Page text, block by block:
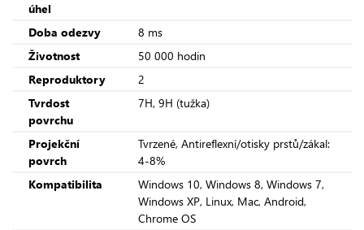
úhel
Doba odezvy
8 ms
Životnost
50 000 hodin
Reproduktory
2
Tvrdost
povrchu
7H, 9H (tužka)
Projekční
povrch
Tvrzené, Antireflexní/otisky prstů/zákal:
4-8%
Kompatibilita
Windows 10, Windows 8, Windows 7,
Windows XP, Linux, Mac, Android,
Chrome OS